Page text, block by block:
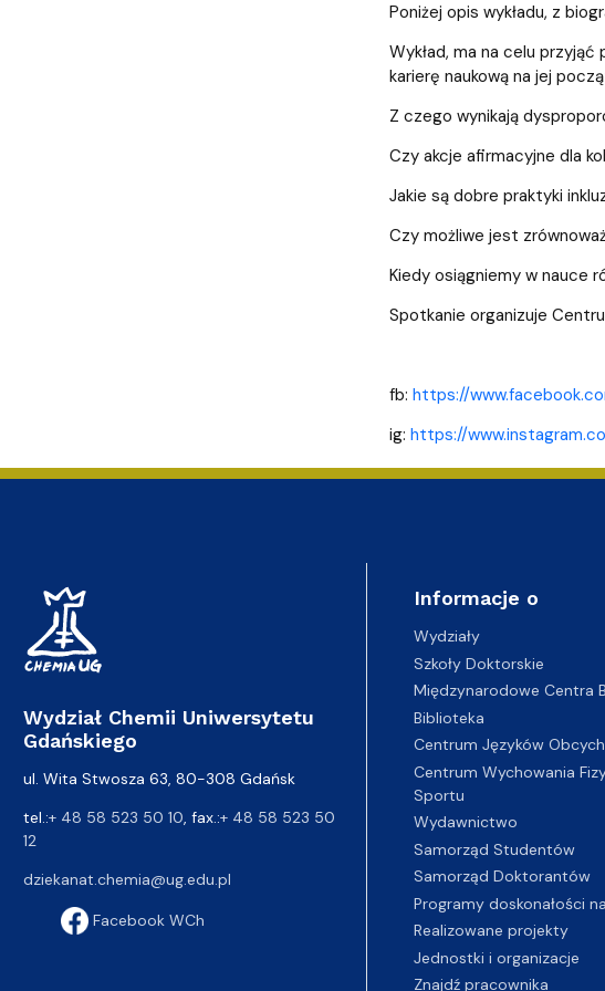
Poniżej opis wykładu, z
Wykład, ma na celu
karierę naukową na jej
Z czego wynikają
Czy akcje afirmacyjne dla
Jakie są dobre praktyki
Czy możliwe jest
Kiedy osiągniemy w nauce
Spotkanie organizuje
fb: https://
ig: https://
Wydział Chemii Uniwersytetu
Gdańskiego
ul. Wita Stwosza 63, 80-308 Gdańsk
tel.:+ 48 58 523 50 10, fax.:+ 48 58 523 50
12
dziekanat.chemia@ug.edu.pl
Facebook WCh
Informacje o
Wydziały
Szkoły Doktorskie
Międzynarodowe Centra
Biblioteka
Centrum Języków Obcych
Centrum Wychowania
Sportu
Wydawnictwo
Samorząd Studentów
Samorząd Doktorantów
Programy doskonałości
Realizowane projekty
Jednostki i organizacje
Znajdź pracownika